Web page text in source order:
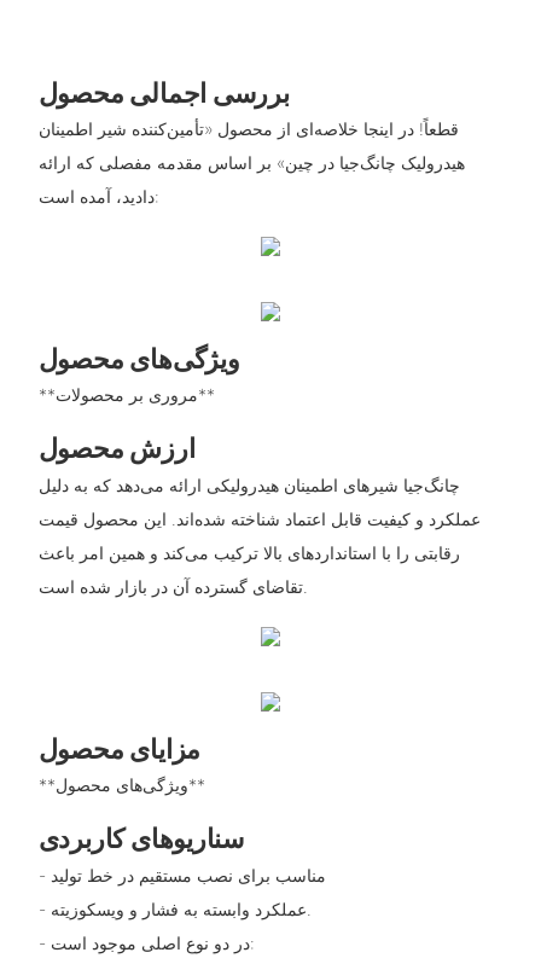
بررسی اجمالی محصول
قطعاً! در اینجا خلاصه‌ای از محصول «تأمین‌کننده شیر اطمینان
هیدرولیک چانگ‌جیا در چین» بر اساس مقدمه مفصلی که ارائه
دادید، آمده است:
ویژگی‌های محصول
**مروری بر محصولات**
ارزش محصول
چانگ‌جیا شیرهای اطمینان هیدرولیکی ارائه می‌دهد که به دلیل
عملکرد و کیفیت قابل اعتماد شناخته شده‌اند. این محصول قیمت
رقابتی را با استانداردهای بالا ترکیب می‌کند و همین امر باعث
تقاضای گسترده آن در بازار شده است.
مزایای محصول
**ویژگی‌های محصول**
سناریوهای کاربردی
- مناسب برای نصب مستقیم در خط تولید
- در دو نوع اصلی موجود است: